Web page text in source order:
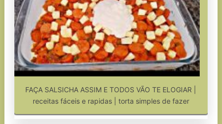
FAÇA SALSICHA ASSIM E TODOS VÃO TE ELOGIAR |
receitas fáceis e rapidas | torta simples de fazer